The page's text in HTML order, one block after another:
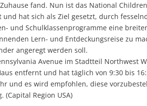
fand. Nun ist das National
und hat sich als Ziel gesetzt, durch
und Schulklassenprogramme eine
Lern- und Entdeckungsreise zu
angeregt werden soll.
Avenue im Stadtteil Northwest
entfernt und hat täglich von 9:30 bis
und es wird empfohlen, diese
Region USA)